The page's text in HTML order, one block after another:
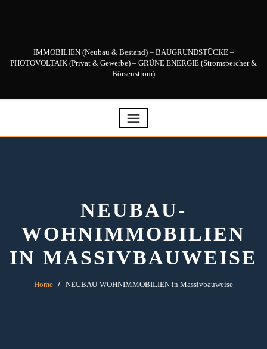
IMMOBILIEN (Neubau & Bestand) – BAUGRUNDSTÜCKE –
PHOTOVOLTAIK (Privat & Gewerbe) – GRÜNE ENERGIE (Stromspeicher &
Börsenstrom)
NEUBAU-
WOHNIMMOBILIEN
IN MASSIVBAUWEISE
Home NEUBAU-WOHNIMMOBILIEN in Massivbauweise